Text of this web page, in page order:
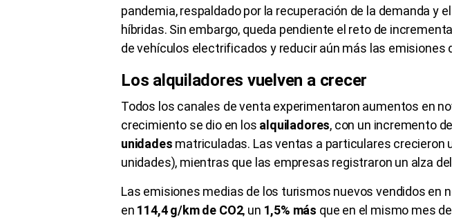
pandemia, respaldado por la recuperación de la demanda y
híbridas. Sin embargo, queda pendiente el reto de
de vehículos electrificados y reducir aún más las emisiones
Los alquiladores vuelven a crecer
Todos los canales de venta experimentaron aumentos en
crecimiento se dio en los alquiladores, con un incremento
unidades matriculadas. Las ventas a particulares crecieron
unidades), mientras que las empresas registraron un alza
Las emisiones medias de los turismos nuevos vendidos en
en 114,4 g/km de CO2, un 1,5% más que en el mismo mes